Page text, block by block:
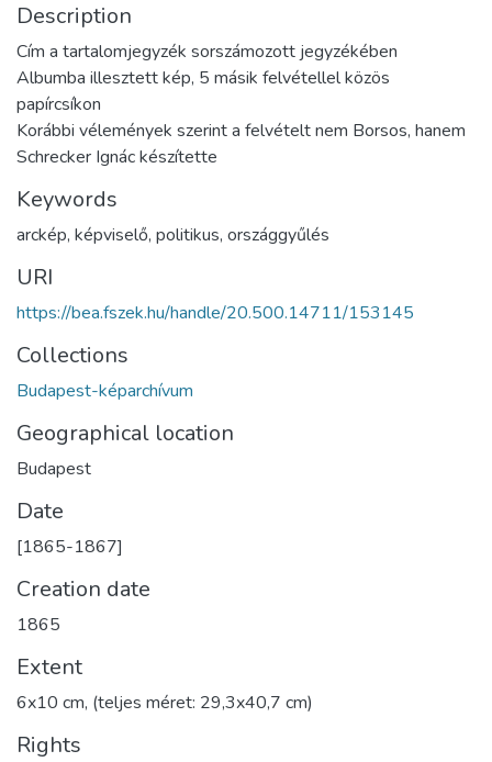
Description
Cím a tartalomjegyzék sorszámozott jegyzékében
Albumba illesztett kép, 5 másik felvétellel közös
papírcsíkon
Korábbi vélemények szerint a felvételt nem Borsos, hanem
Schrecker Ignác készítette
Keywords
arckép, képviselő, politikus, országgyűlés
URI
https://bea.fszek.hu/handle/20.500.14711/153145
Collections
Budapest-képarchívum
Geographical location
Budapest
Date
[1865-1867]
Creation date
1865
Extent
6x10 cm, (teljes méret: 29,3x40,7 cm)
Rights